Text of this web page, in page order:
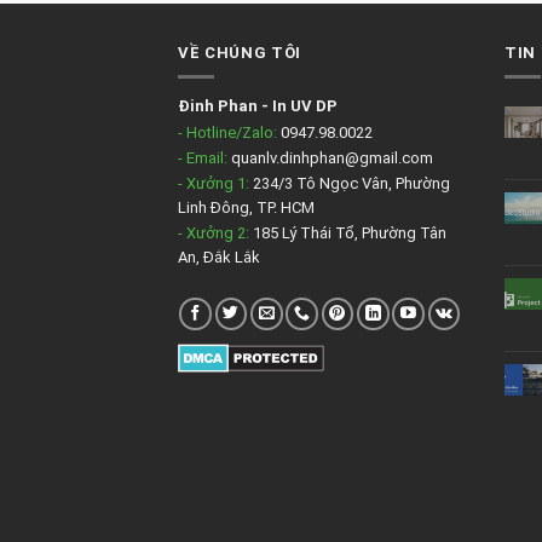
VỀ CHÚNG TÔI
Đinh Phan - In UV DP
- Hotline/Zalo: 0947.98.0022
- Email: quanlv.dinhphan@gmail.com
- Xưởng 1: 234/3 Tô Ngọc Vân, Phường
Linh Đông, TP. HCM
- Xưởng 2: 185 Lý Thái Tổ, Phường Tân
An, Đắk Lắk
TIN